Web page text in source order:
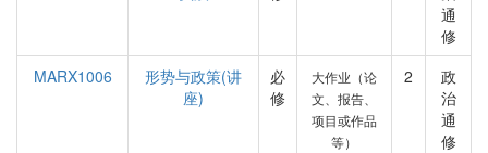
通
修
MARX1006
形势与政策(讲
座)
必
修
大作业（论
文、报告、
项目或作品
等）
2
政
治
通
修